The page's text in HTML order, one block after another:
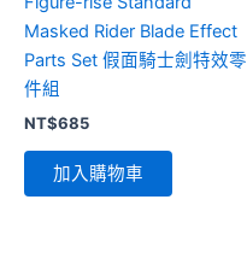
Masked Rider Blade Effect
Parts Set 假面騎士劍特效零
件組
NT$685
加入購物車